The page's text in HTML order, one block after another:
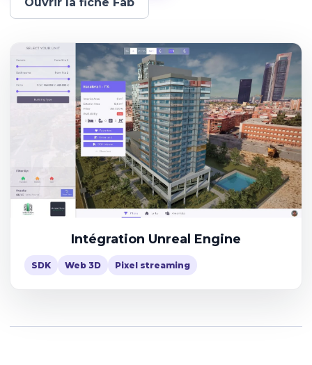
Intégration Unreal Engine
SDK Web 3D Pixel streaming